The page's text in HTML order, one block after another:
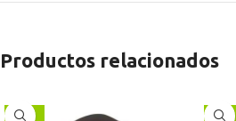
Productos relacionados
-38% -17%